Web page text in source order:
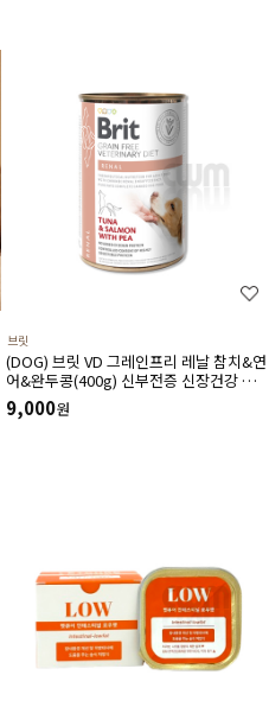
브릿
(DOG) 브릿 VD 그레인프리 레날 참치&연
어&완두콩(400g) 신부전증 신장건강 비
만예방 장건강 혈당조절에 도움
9,000원